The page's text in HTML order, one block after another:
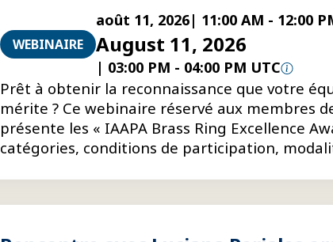
WEBINAIRE
août 11, 2026| 11:00 AM - 12:00
August 11, 2026
| 03:00 PM - 04:00 PM UTC
Prêt à obtenir la reconnaissance que votre
mérite ? Ce webinaire réservé aux membres
présente les « IAAPA Brass Ring Excellence
catégories, conditions de participation,